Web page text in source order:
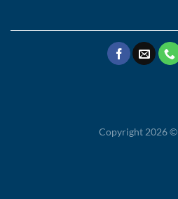
Copyright 2026 ©